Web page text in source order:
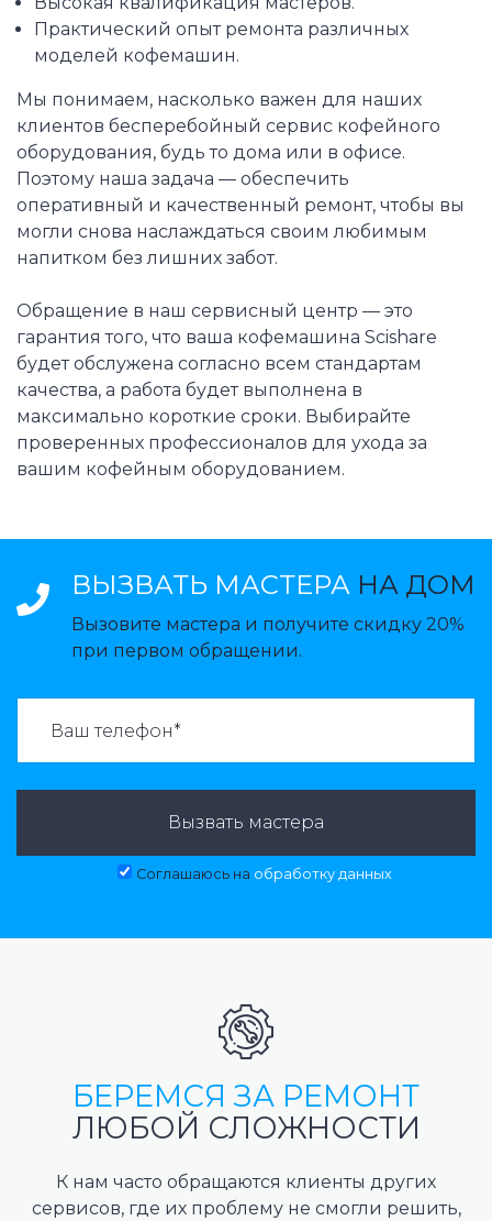
Практический опыт ремонта различных
моделей кофемашин.
Мы понимаем, насколько важен для наших
клиентов бесперебойный сервис кофейного
оборудования, будь то дома или в офисе.
Поэтому наша задача — обеспечить
оперативный и качественный ремонт, чтобы вы
могли снова наслаждаться своим любимым
напитком без лишних забот.
Обращение в наш сервисный центр — это
гарантия того, что ваша кофемашина Scishare
будет обслужена согласно всем стандартам
качества, а работа будет выполнена в
максимально короткие сроки. Выбирайте
проверенных профессионалов для ухода за
вашим кофейным оборудованием.
ВЫЗВАТЬ МАСТЕРА НА ДОМ
Вызовите мастера и получите скидку 20%
при первом обращении.
Вызвать мастера
Соглашаюсь на обработку данных
БЕРЕМСЯ ЗА РЕМОНТ
ЛЮБОЙ СЛОЖНОСТИ
К нам часто обращаются клиенты других
сервисов, где их проблему не смогли решить,